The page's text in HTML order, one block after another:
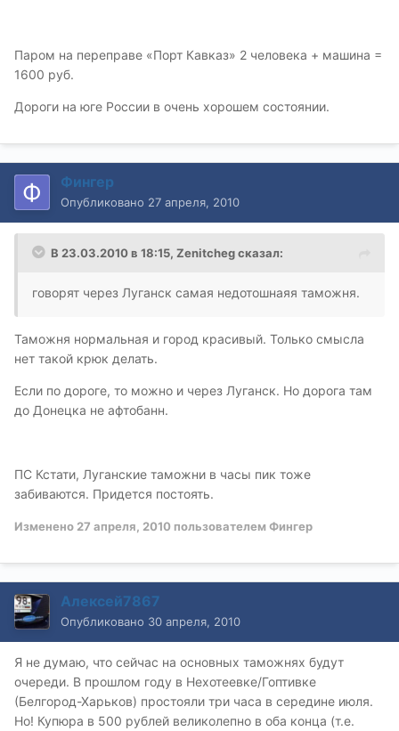
Паром на переправе «Порт Кавказ» 2 человека + машина =
1600 руб.
Дороги на юге России в очень хорошем состоянии.
Фингер
Опубликовано 27 апреля, 2010
В 23.03.2010 в 18:15, Zenitcheg сказал:
говорят через Луганск самая недотошнаяя таможня.
Таможня нормальная и город красивый. Только смысла
нет такой крюк делать.
Если по дороге, то можно и через Луганск. Но дорога там
до Донецка не афтобанн.
ПС Кстати, Луганские таможни в часы пик тоже
забиваются. Придется постоять.
Изменено 27 апреля, 2010 пользователем Фингер
Алексей7867
Опубликовано 30 апреля, 2010
Я не думаю, что сейчас на основных таможнях будут
очереди. В прошлом году в Нехотеевке/Гоптивке
(Белгород-Харьков) простояли три часа в середине июля.
Но! Купюра в 500 рублей великолепно в оба конца (т.е.